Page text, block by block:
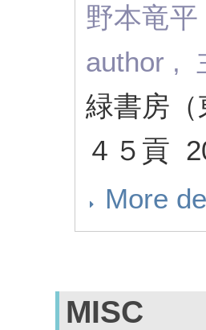
野本竜
author ,
緑書房
４５貢
More
MISC